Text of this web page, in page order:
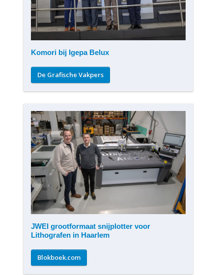
Komori bij Igepa Belux
De Grafische Vakpers
JWEI grootformaat snijplotter voor
Lithografen in Haarlem
Blokboek.com